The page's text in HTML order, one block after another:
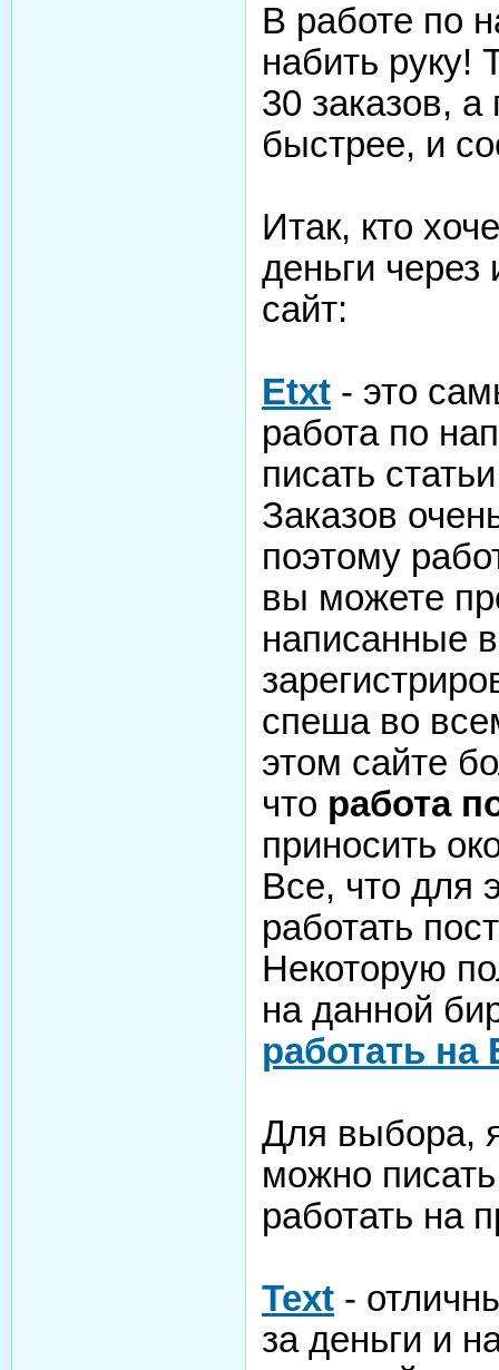
В работе по
набить руку!
30 заказов,
быстрее, и
Итак, кто
деньги
сайт:
Etxt - это
работа по
писать
Заказов
поэтому
вы можете
написанные
спеша во
этом сайте
что работа
приносить
Все, что для
работать
Некоторую
на данной
работать на
Для выбора,
можно
работать на
Text -
за деньги и